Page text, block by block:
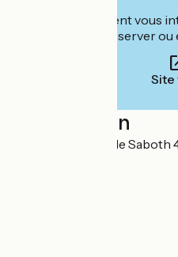
Cet établissement vous
leur site pour réserver ou
Site
Localisation
Domaine du Mas de